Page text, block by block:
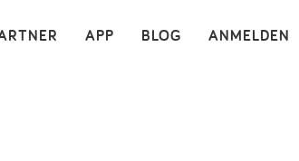
ANMELDEN
BLOG
APP ×